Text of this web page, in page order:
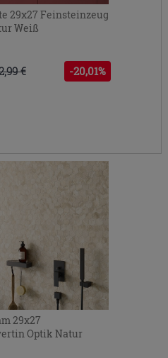
29x27 Feinsteinzeug
Weiß
€ -20,01%
29x27
Optik Natur